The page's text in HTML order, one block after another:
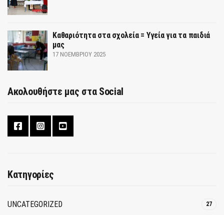
Καθαριότητα στα σχολεία = Υγεία για τα παιδιά
μας
17 ΝΟΕΜΒΡΊΟΥ 2025
Ακολουθήστε μας στα Social
Κατηγορίες
UNCATEGORIZED 27